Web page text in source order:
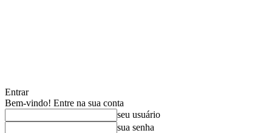
Entrar
Bem-vindo! Entre na sua conta
seu usuário
sua senha